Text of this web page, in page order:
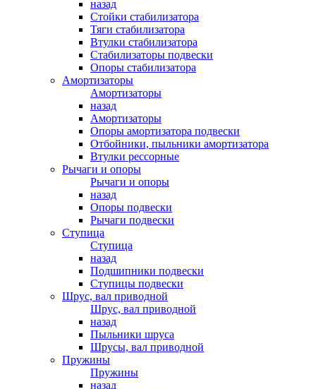
назад
Стойки стабилизатора
Тяги стабилизатора
Втулки стабилизатора
Стабилизаторы подвески
Опоры стабилизатора
Амортизаторы
Амортизаторы
назад
Амортизаторы
Опоры амортизатора подвески
Отбойники, пыльники амортизатора
Втулки рессорные
Рычаги и опоры
Рычаги и опоры
назад
Опоры подвески
Рычаги подвески
Ступица
Ступица
назад
Подшипники подвески
Ступицы подвески
Шрус, вал приводной
Шрус, вал приводной
назад
Пыльники шруса
Шрусы, вал приводной
Пружины
Пружины
назад